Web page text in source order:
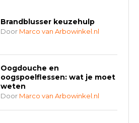
Brandblusser keuzehulp
Door Marco van Arbowinkel.nl
Oogdouche en
oogspoelflessen: wat je moet
weten
Door Marco van Arbowinkel.nl